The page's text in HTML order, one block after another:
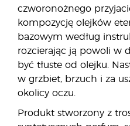
czworonożnego
kompozycję olejków
bazowym według
rozcierając ją powoli w
być tłuste od olejku.
w grzbiet, brzuch i za
okolicy oczu.
Produkt stworzony z